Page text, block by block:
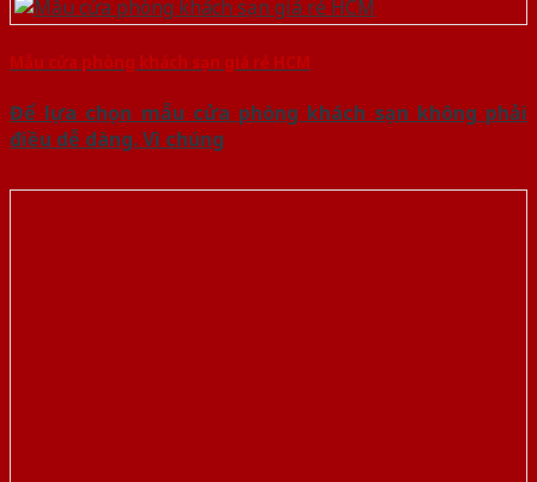
Mẫu cửa phòng khách sạn giá rẻ HCM
Để lựa chọn mẫu cửa phòng khách sạn không phải
điều dễ dàng. Vì chúng